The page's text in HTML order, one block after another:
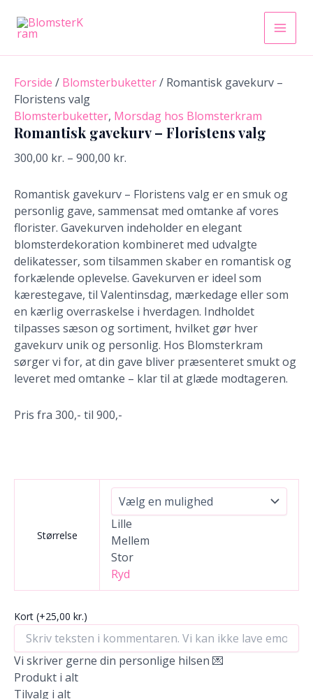
indholdet
Main
Forside / Blomsterbuketter/ Romantisk gavekurv –
Floristens valg
Blomsterbuketter, Morsdag hos Blomsterkram
Romantisk gavekurv – Floristens valg
300,00 kr. – 900,00 kr.
900,00 kr.
Romantisk gavekurv – Floristens valg er en smuk og
personlig gave, sammensat med omtanke af vores
florister. Gavekurven indeholder en elegant
blomsterdekoration kombineret med udvalgte
delikatesser, som tilsammen skaber en romantisk og
forkælende oplevelse. Gavekurven er ideel som
kærestegave, til Valentinsdag, mærkedage eller som
en kærlig overraskelse i hverdagen. Indholdet
tilpasses sæson og sortiment, hvilket gør hver
gavekurv unik og personlig. Hos Blomsterkram
sørger vi for, at din gave bliver præsenteret smukt og
leveret med omtanke – klar til at glæde modtageren.
Pris fra 300,- til 900,-
Størrelse
Lille
Mellem
Stor
Ryd
Kort (+25,00 kr.)
Vi skriver gerne din personlige hilsen 💌
Produkt i alt
Tilvalg i alt
gavekurv
antal
299,00 kr.
til
899,00 kr.
flere
varianter.
Mulighederne
kan
vælges